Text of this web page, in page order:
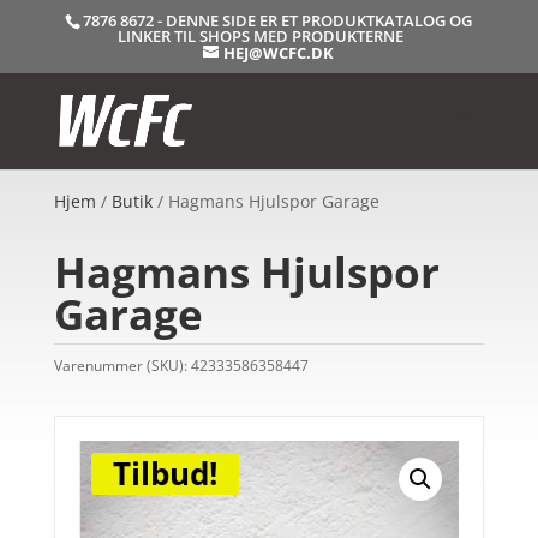
7876 8672 - DENNE SIDE ER ET PRODUKTKATALOG OG
LINKER TIL SHOPS MED PRODUKTERNE
HEJ@WCFC.DK
Hjem / Butik/ Hagmans Hjulspor Garage
Hagmans Hjulspor
Garage
Varenummer (SKU): 42333586358447
Tilbud!